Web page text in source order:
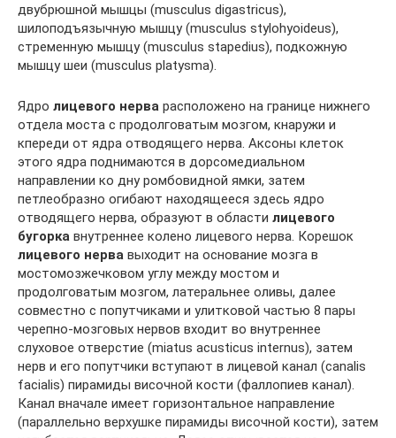
двубрюшной мышцы (musculus digastricus),
шилоподъязычную мышцу (musculus stylohyoideus),
стременную мышцу (musculus stapedius), подкожную
мышцу шеи (musculus platysma).
Ядро лицевого нерва расположено на границе нижнего
отдела моста с продолговатым мозгом, кнаружи и
кпереди от ядра отводящего нерва. Аксоны клеток
этого ядра поднимаются в дорсомедиальном
направлении ко дну ромбовидной ямки, затем
петлеобразно огибают находящееся здесь ядро
отводящего нерва, образуют в области лицевого
бугорка внутреннее колено лицевого нерва. Корешок
лицевого нерва выходит на основание мозга в
мостомозжечковом углу между мостом и
продолговатым мозгом, латеральнее оливы, далее
совместно с попутчиками и улитковой частью 8 пары
черепно-мозговых нервов входит во внутреннее
слуховое отверстие (miatus acusticus internus), затем
нерв и его попутчики вступают в лицевой канал (canalis
facialis) пирамиды височной кости (фаллопиев канал).
Канал вначале имеет горизонтальное направление
(параллельно верхушке пирамиды височной кости), затем